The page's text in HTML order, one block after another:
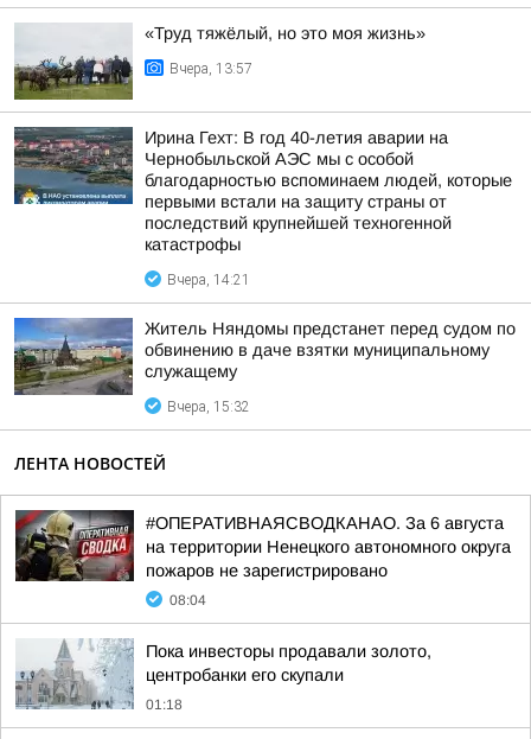
«Труд тяжёлый, но это моя жизнь»
Вчера, 13:57
Ирина Гехт: В год 40-летия аварии на
Чернобыльской АЭС мы с особой
благодарностью вспоминаем людей, которые
первыми встали на защиту страны от
последствий крупнейшей техногенной
катастрофы
Вчера, 14:21
Житель Няндомы предстанет перед судом по
обвинению в даче взятки муниципальному
служащему
Вчера, 15:32
ЛЕНТА НОВОСТЕЙ
#ОПЕРАТИВНАЯСВОДКАНАО. За 6 августа
на территории Ненецкого автономного округа
пожаров не зарегистрировано
08:04
Пока инвесторы продавали золото,
центробанки его скупали
01:18